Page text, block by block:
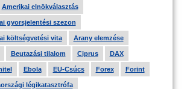
Amerikai elnökválasztás
gyorsjelentési szezon
költségvetési vita Arany elemzése
Beutazási tilalom Ciprus DAX
Ebola EU-Csúcs Forex Forint
légikatasztrófa